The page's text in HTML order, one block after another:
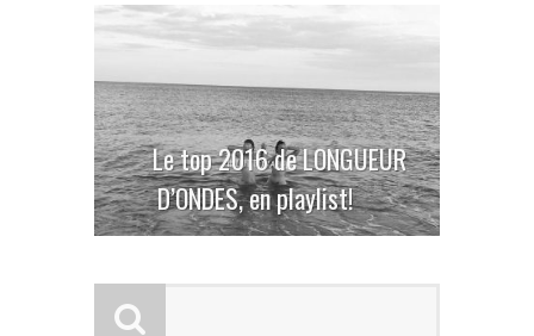
Le top 2016 de LONGUEUR
D’ONDES, en playlist!